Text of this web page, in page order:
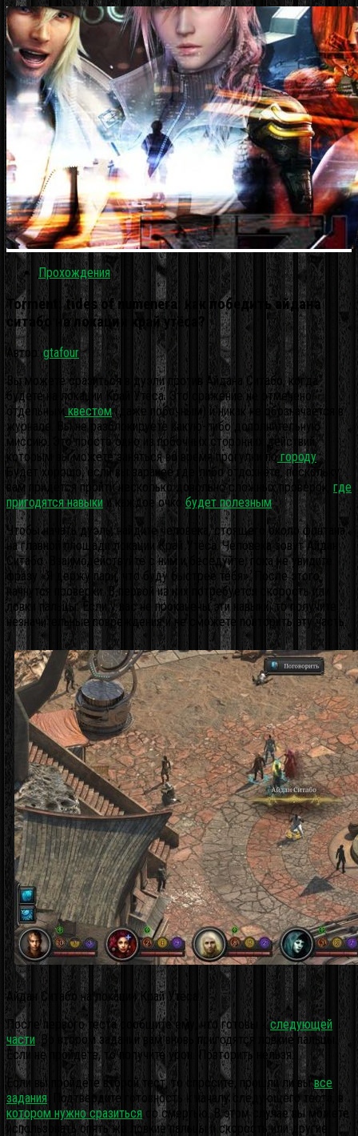
Прохождения
Torment: tides of numenera: как победить айдана
ситабо на локации край утёса?
Автор:gtafour ·
Вы можете сразиться в дуэли против Айдана Ситабо, когда
будете на локации Край Утёса. Это сражение не отмечено
отдельнымквестом(даже побочным) и никак не обозначается в
журнале. Вы не разблокируете какую-либо дополнительную
миссию. Это просто одно из побочных сторонних действий,
которым вы можете заняться во время прогулки погороду.
Будет хорошо, если вы заранее где-либо отдохнёте, поскольку
вам придётся пройти несколько довольно сложных проверок, где
пригодятся навыки и каждое очко будет полезным.
Чтобы начать дуэль, найдите человека, стоящего около фонтана
на главной площади локации Край Утёса. Человека зовут Айдан
Ситабо. Взаимодействуйте с ним и беседуйте, пока не увидите
фразу «Я держу пари, что буду быстрее тебя». После этого
начнутся проверки. В первой из них потребуется скорость или
ловки пальцы. Если у вас не прокачены эти навыки, то получите
незначительные повреждения и не сможете повторить эту часть.
Айдан Ситабо на локации Край Утёса.
После первого теста сообщите ему, что готовы кследующей
части . Во втором задании вам вновь пригодятся ловкие пальцы.
Если не пройдёте, то получите урон. Повторить нельзя.
Если вы пройдёте второй тест, то спросите, прошли ли вывсе
задания. Подтвердите готовность к началу следующего теста, в
котором нужно сразиться со смертью. В этом случае вы можете
использовать опять же ловкие пальцы и скорость или другие